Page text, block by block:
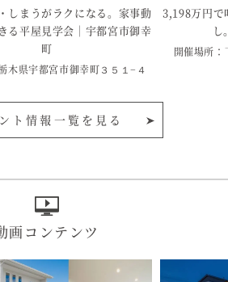
しまうがラクになる。家事動
る平屋見学会｜宇都宮市御幸
町
木県宇都宮市御幸町３５１−４
3,198万円で
開催場所
ト情報一覧を見る
画コンテンツ